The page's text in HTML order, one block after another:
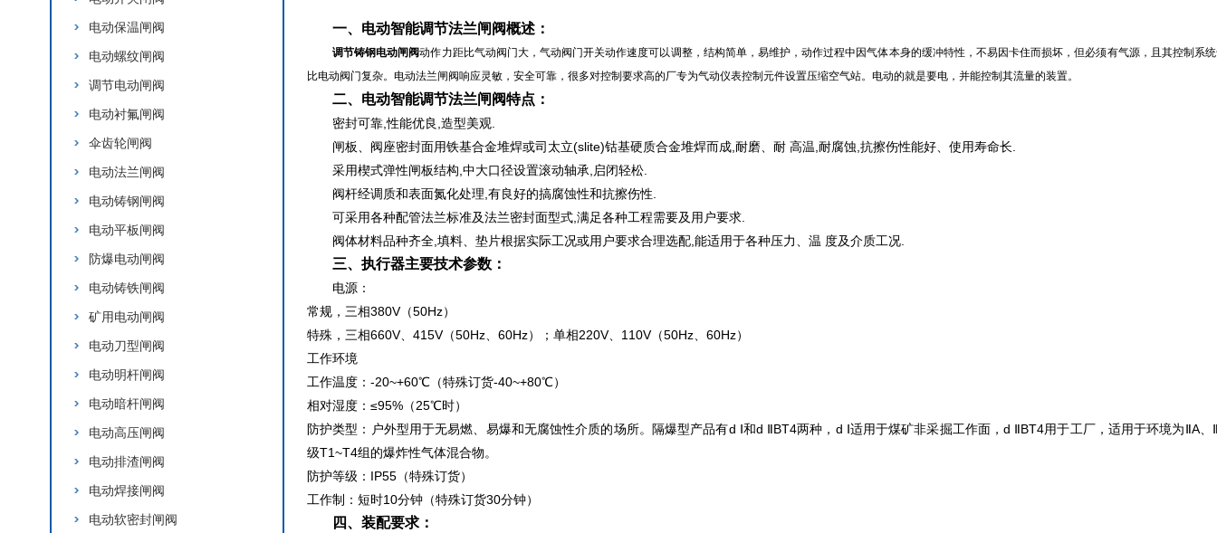
电动保温闸阀
电动螺纹闸阀
调节电动闸阀
电动衬氟闸阀
伞齿轮闸阀
电动法兰闸阀
电动铸钢闸阀
电动平板闸阀
防爆电动闸阀
电动铸铁闸阀
矿用电动闸阀
电动刀型闸阀
电动明杆闸阀
电动暗杆闸阀
电动高压闸阀
电动排渣闸阀
电动焊接闸阀
电动软密封闸阀
一、 电动智能调节法兰闸阀概述：
调节铸钢电动闸阀动作力距比气动阀门大，气动阀门开关动作速度可以调整，结构简单，易维护，动作过程中因气体本身的缓冲特性，不易因卡住而损坏，但必须有气源，且其控制系
比电动阀门复杂。电动法兰闸阀响应灵敏，安全可靠，很多对控制要求高的厂专为气动仪表控制元件设置压缩空气站。电动的就是要电，并能控制其流量的装置。
二、 电动智能调节法兰闸阀特点：
密封可靠,性能优良,造型美观.
闸板、阀座密封面用铁基合金堆焊或司太立(slite)钴基硬质合金堆焊而成,耐磨、耐 高温,耐腐蚀,抗擦伤性能好、使用寿命长.
采用楔式弹性闸板结构,中大口径设置滚动轴承,启闭轻松.
阀杆经调质和表面氮化处理,有良好的搞腐蚀性和抗擦伤性.
可采用各种配管法兰标准及法兰密封面型式,满足各种工程需要及用户要求.
阀体材料品种齐全,填料、垫片根据实际工况或用户要求合理选配,能适用于各种压力、温 度及介质工况.
三、执行器主要技术参数：
电源：
常规，三相380V（50Hz）
特殊，三相660V、415V（50Hz、60Hz）；单相220V、110V（50Hz、60Hz）
工作环境
工作温度：-20~+60℃（特殊订货-40~+80℃）
相对湿度：≤95%（25℃时）
防护类型：户外型用于无易燃、易爆和无腐蚀性介质的场所。隔爆型产品有d Ⅰ和d ⅡBT4两种，d Ⅰ适用于煤矿非采掘工作面，d ⅡBT4用于工厂，适用于环境为ⅡA、
级T1~T4组的爆炸性气体混合物。
防护等级：IP55（特殊订货）
工作制：短时10分钟（特殊订货30分钟）
四、装配要求：